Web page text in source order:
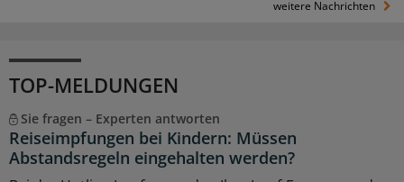
weitere Nachrichten
TOP-MELDUNGEN
Sie fragen – Experten antworten
Reiseimpfungen bei Kindern: Müssen
Abstandsregeln eingehalten werden?